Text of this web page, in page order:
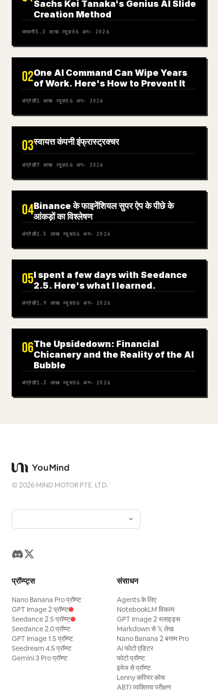
Sachs Kei Tanaka's Genius AI Slide
Creation Method
जापानी5.3 लाख व्यूज़06 अग॰ 2026
02One AI Command Can Wipe Years
of Work. Here's How to Prevent It
अंग्रेज़ी1 लाख व्यूज़06 अग॰ 2026
03स्वायत्त कंपनी इंफ्रास्ट्रक्चर
अंग्रेज़ी7 लाख व्यूज़06 अग॰ 2026
04Binance के फाइनेंशियल सुपर ऐप के पीछे के
आंकड़ों का विश्लेषण
अंग्रेज़ी2.5 लाख व्यूज़06 अग॰ 2026
05I spent a few days with Seedance
2.5. Here's what I learned.
अंग्रेज़ी1.9 लाख व्यूज़06 अग॰ 2026
06The Upsidedown: Financial
Chicanery and the Reality of the AI
Bubble
अंग्रेज़ी1.3 लाख व्यूज़06 अग॰ 2026
©2026 MIND MOTOR PTE. LTD.
प्रॉम्प्ट्स
Nano Banana Pro प्रॉम्प्ट
GPT Image 2 प्रॉम्प्ट
Seedance 2.5 प्रॉम्प्ट
Seedance 2.0 प्रॉम्प्ट
GPT Image 1.5 प्रॉम्प्ट
Seedream 4.5 प्रॉम्प्ट
Gemini 3 Pro प्रॉम्प्ट
संसाधन
Agents के लिए
NotebookLM विकल्प
GPT Image 2 स्लाइड्स
Markdown से 𝕏 लेख
Nano Banana 2 बनाम Pro
AI फोटो एडिटर
फोटो प्रॉम्प्ट
इमेज से प्रॉम्प्ट
Lenny करियर कोच
ABTI व्यक्तित्व परीक्षण